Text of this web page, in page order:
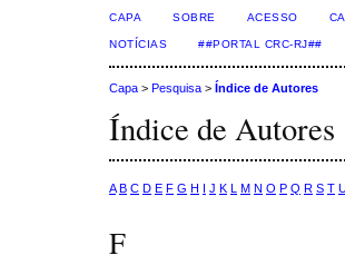
CAPA SOBRE ACESSO
NOTÍCIAS ##PORTAL CRC-RJ##
Capa > Pesquisa > Índice de Autores
Índice de Autores
A B C D E F G H I J K L M N O P Q R S T
F